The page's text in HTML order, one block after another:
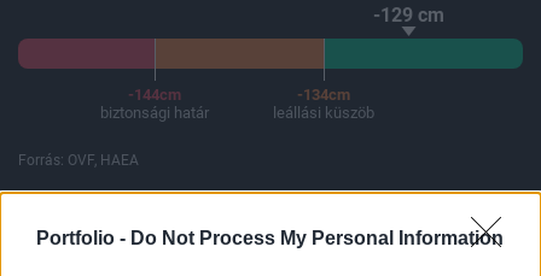
Portfolio - Do Not Process My Personal Information
-129 cm
-144cm
biztonsági határ
-134cm
leállási küszöb
Forrás: OVF, HAEA